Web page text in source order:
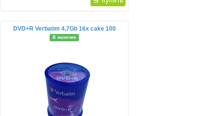
DVD+R Verbatim 4,7Gb 16x cake 100
В наличии